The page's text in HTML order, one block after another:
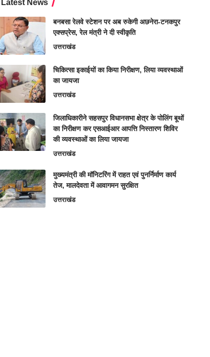
Latest News
बनबसा रेलवे स्टेशन पर अब रुकेगी अछनेरा-टनकपुर
एक्सप्रेस, रेल मंत्री ने दी स्वीकृति
उत्तराखंड
चिकित्सा इकाईयों का किया निरीक्षण, लिया व्यवस्थाओं
का जायजा
उत्तराखंड
जिलाधिकारीने सहसपुर विधानसभा क्षेत्र के पोलिंग बूथों
का निरीक्षण कर एसआईआर आपत्ति निस्तारण शिविर
की व्यवस्थाओं का लिया जायजा
उत्तराखंड
मुख्यमंत्री की मॉनिटरिंग में राहत एवं पुनर्निर्माण कार्य
तेज, मालदेवता में आवागमन सुरक्षित
उत्तराखंड